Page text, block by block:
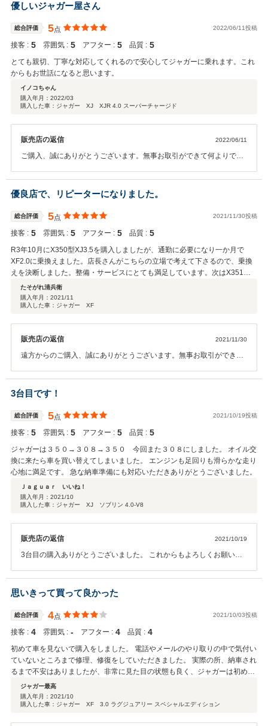
優しいジャガー屋さん
総合評価 5点 2022/06/11投稿
接客 : 5 雰囲気 : 5 アフター : 5 品質 : 5
とても親切、丁寧な対応してくれるので安心してジャガーに乗れます。これ
からもお世話になると思います。
イノコちゃん
購入年月： 2022/03
購入した車：ジャガー XJ XJR 4.0 スーパーチャージド
販売店の返信 2022/06/11
ご購入、誠にありがとうございます。無事お取引ができて何よりでご
下さいませ。
優良店で、リピーターになりました。
総合評価 5点 2021/11/30投稿
接客 : 5 雰囲気 : 5 アフター : 5 品質 : 5
R3年10月にX350型XJ3.5を購入しましたが、通勤に必要になり一か月で
XF2.0に乗換えました。店長さんがこちらの立場で考えて下さるので、乗換
えを決断しました。整備・サービスにとても満足しています。次はX351型
XJ3.0を探して貰います。
たそがれ清兵衛
購入年月： 2021/11
購入した車：ジャガー XF
販売店の返信 2021/11/30
遠方からのご購入、誠にありがとうございます。無事お取引ができて
でも御連絡下さいませ。また機会がありましたらぜひよろしくお願い
いたします。
3台目です！
総合評価 5点 2021/10/19投稿
接客 : 5 雰囲気 : 5 アフター : 5 品質 : 5
ジャガーは３５０→３０８→３５０ 今回また３０８にしました。 オイル交
換に来たら車を買い替えてしまいました。 エンジンも足回りも滑らかな走り
心地に満足です。 急な納車準備にも対応いただきありがとうございました。
Ｊａｇｕａｒ いいね！
購入年月： 2021/10
購入した車：ジャガー XJ ソブリン 4.0-V8
販売店の返信 2021/10/19
3台目の購入ありがとうございました。 これからもよろしくお願いし
思いきって買って良かった
総合評価 4点 2021/10/03投稿
接客 : 4 雰囲気 : ‐ アフター : 4 品質 : 4
初めて車を見ないで購入をしました。 電話やメールのやり取りの中で気付い
ていないところまで修理、修復をしていただきました。 実際の所、納車され
るまで不安はありましたが、非常に見た目の状態も良く、ジャガーは初めて
乗りましたが、運転がしやすく思い切って買って良かったです。 今回、敢え
て評価をオール4にさせて頂きました。後の星一つ分はノビシロです(笑) ジ
ャガーの乗り心地がとても気に入りましたので、次回乗り換える時もお願い
ジャガー最高
購入年月： 2021/10
購入した車：ジャガー XF 3.0 ラグジュアリー スペシャルエディション